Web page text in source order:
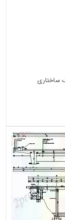
ساختاری